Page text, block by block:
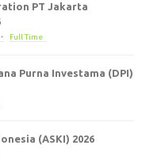
PT Jakarta
Full Time
Purna Investama (DPI)
(ASKI) 2026